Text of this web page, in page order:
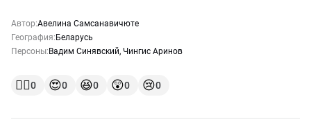
Автор:Авелина Самсанавичюте
География: Беларусь
Персоны: Вадим Синявский, Чингис Аринов
👍🏻0 😍0 😆0 😲0 😢0